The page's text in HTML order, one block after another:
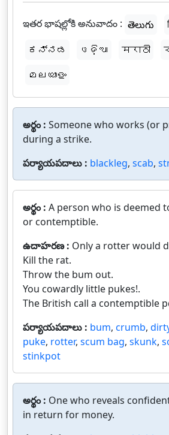
ఇతర భాషల్లోకి అనువాదం : తెలుగు
ಕನ್ನಡ
ଓଡ଼ିଆ मराठी
മലയാളം
అర్థం : Someone who works (or
during a strike.
పర్యాయపదాలు : blackleg, scab,
అర్థం : A person who is deemed
or contemptible.
ఉదాహరణ : Only a rotter would
Kill the rat.
Throw the bum out.
You cowardly little pukes!.
The British call a contemptible
పర్యాయపదాలు : bum, crumb,
puke, rotter, scum bag, skunk,
stinkpot
అర్థం : One who reveals
in return for money.